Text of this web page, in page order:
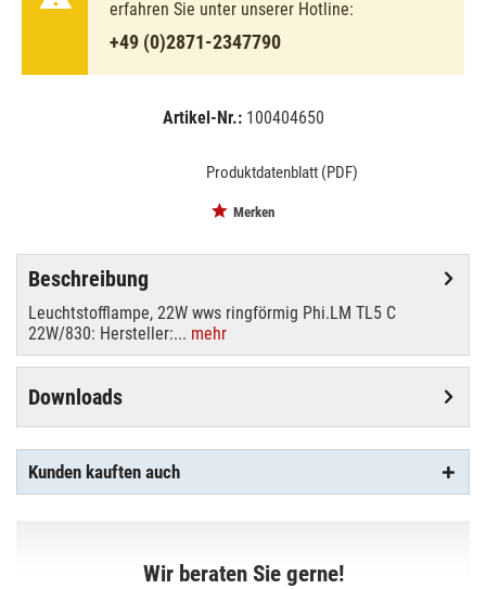
erfahren Sie unter unserer Hotline:
+49 (0)2871-2347790
Artikel-Nr.: 100404650
Produktdatenblatt (PDF)
Merken
Beschreibung
Leuchtstofflampe, 22W wws ringförmig Phi.LM TL5 C
22W/830: Hersteller:... mehr
Downloads
Kunden kauften auch
Wir beraten Sie gerne!